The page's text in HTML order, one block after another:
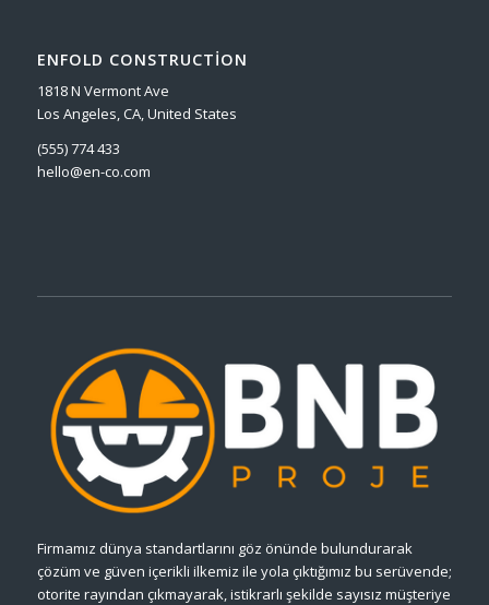
ENFOLD CONSTRUCTION
1818 N Vermont Ave
Los Angeles, CA, United States
(555) 774 433
hello@en-co.com
Firmamız dünya standartlarını göz önünde bulundurarak
çözüm ve güven içerikli ilkemiz ile yola çıktığımız bu serüvende;
otorite rayından çıkmayarak, istikrarlı şekilde sayısız müşteriye